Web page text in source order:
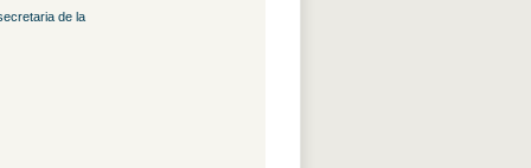
de la